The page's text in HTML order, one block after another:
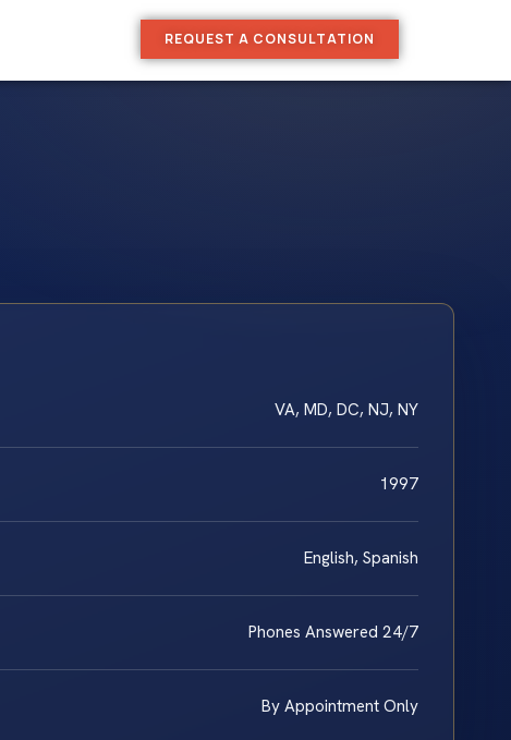
REQUEST A CONSULTATION
VA, MD, DC, NJ, NY
1997
English, Spanish
Phones Answered 24/7
By Appointment Only